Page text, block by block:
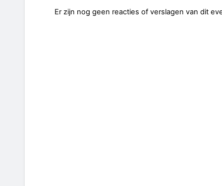
Er zijn nog geen reacties of verslagen van dit